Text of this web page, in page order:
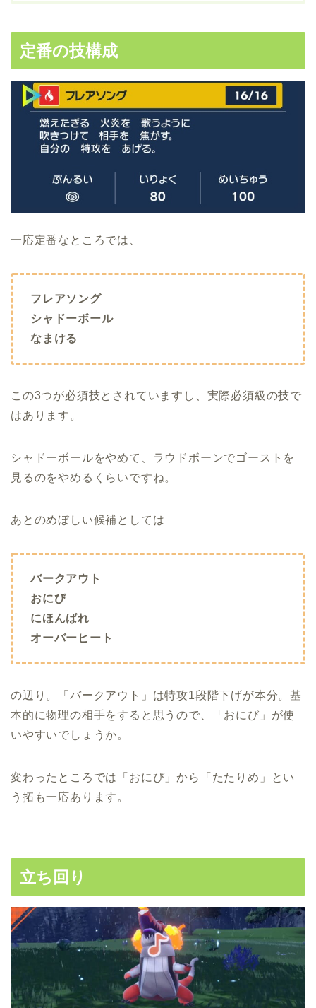
定番の技構成
一応定番なところでは、
フレアソング
シャドーボール
なまける
この3つが必須技とされていますし、実際必須級の技で
はあります。
シャドーボールをやめて、ラウドボーンでゴーストを
見るのをやめるくらいですね。
あとのめぼしい候補としては
バークアウト
おにび
にほんばれ
オーバーヒート
の辺り。「バークアウト」は特攻1段階下げが本分。基
本的に物理の相手をすると思うので、「おにび」が使
いやすいでしょうか。
変わったところでは「おにび」から「たたりめ」とい
う拓も一応あります。
立ち回り